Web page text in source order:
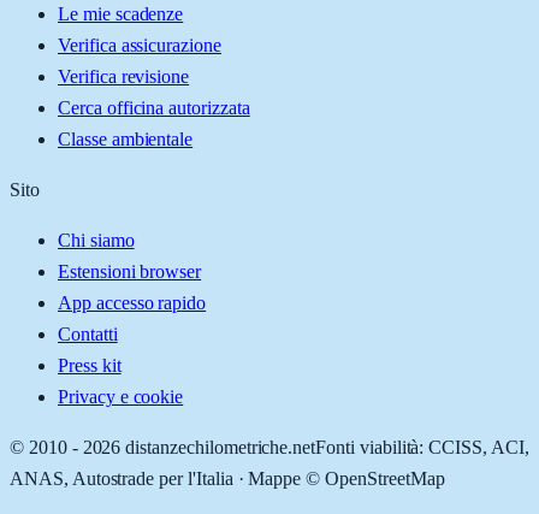
Le mie scadenze
Verifica assicurazione
Verifica revisione
Cerca officina autorizzata
Classe ambientale
Sito
Chi siamo
Estensioni browser
App accesso rapido
Contatti
Press kit
Privacy e cookie
© 2010 - 2026 distanzechilometriche.netFonti viabilità: CCISS, ACI,
ANAS, Autostrade per l'Italia · Mappe © OpenStreetMap